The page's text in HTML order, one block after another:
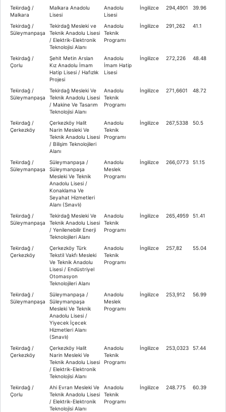
Teki̇rdağ /
Malkara
Malkara Anadolu
Lisesi
Anadolu
Lisesi
İngilizce 294,4901 39.96
Tekirdağ /
Süleymanpaşa
Tekirdağ Mesleki ve
Teknik Anadolu Lisesi
/ Elektrik-Elektronik
Teknolojisi Alanı
Anadolu
Teknik
Programı
İngilizce 291,262 41.1
Tekirdağ /
Çorlu
Şehit Metin Arslan
Kız Anadolu İmam
Hatip Lisesi / Hafızlık
Projesi
Anadolu
İmam Hatip
Lisesi
İngilizce 272,226 48.48
Teki̇rdağ /
Süleymanpaşa
Tekirdağ Mesleki Ve
Teknik Anadolu Lisesi
/ Makine Ve Tasarım
Teknolojisi Alanı
Anadolu
Teknik
Programı
İngilizce 271,6601 48.72
Teki̇rdağ /
Çerkezköy
Çerkezköy Halit
Narin Mesleki Ve
Teknik Anadolu Lisesi
/ Bilişim Teknolojileri
Alanı
Anadolu
Teknik
Programı
İngilizce 267,5338 50.5
Teki̇rdağ /
Süleymanpaşa
Süleymanpaşa /
Süleymanpaşa
Mesleki Ve Teknik
Anadolu Lisesi /
Konaklama Ve
Seyahat Hizmetleri
Alanı (Sınavlı)
Anadolu
Meslek
Programı
İngilizce 266,0773 51.15
Teki̇rdağ /
Süleymanpaşa
Tekirdağ Mesleki Ve
Teknik Anadolu Lisesi
/ Yenilenebilir Enerji
Teknolojileri Alanı
Anadolu
Teknik
Programı
İngilizce 265,4959 51.41
Teki̇rdağ /
Çerkezköy
Çerkezköy Türk
Tekstil Vakfı Mesleki
Ve Teknik Anadolu
Lisesi / Endüstriyel
Otomasyon
Teknolojileri Alanı
Anadolu
Teknik
Programı
İngilizce 257,82 55.04
Teki̇rdağ /
Süleymanpaşa
Süleymanpaşa /
Süleymanpaşa
Mesleki Ve Teknik
Anadolu Lisesi /
Yiyecek İçecek
Hizmetleri Alanı
(Sınavlı)
Anadolu
Meslek
Programı
İngilizce 253,912 56.99
Teki̇rdağ /
Çerkezköy
Çerkezköy Halit
Narin Mesleki Ve
Teknik Anadolu Lisesi
/ Elektrik-Elektronik
Teknolojisi Alanı
Anadolu
Teknik
Programı
İngilizce 253,0323 57.44
Teki̇rdağ /
Çorlu
Ahi Evran Mesleki Ve
Teknik Anadolu Lisesi
/ Elektrik-Elektronik
Teknolojisi Alanı
Anadolu
Teknik
Programı
İngilizce 248.775 60.39